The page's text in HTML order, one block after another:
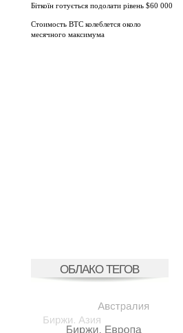
Біткоїн готується подолати рівень $60 000
Стоимость BTC колеблется около
месячного максимума
ОБЛАКО ТЕГОВ